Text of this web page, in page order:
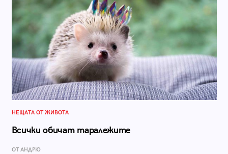
НЕЩАТА ОТ ЖИВОТА
Всички обичат таралежите
ОТ АНДРЮ